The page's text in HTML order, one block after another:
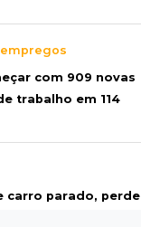
com 909 novas
trabalho em 114
carro parado, perde